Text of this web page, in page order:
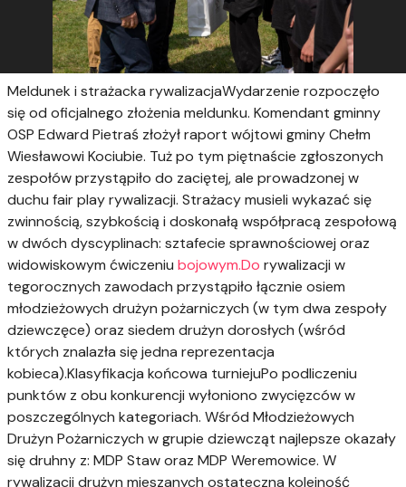
Meldunek i strażacka rywalizacjaWydarzenie rozpoczęło
się od oficjalnego złożenia meldunku. Komendant gminny
OSP Edward Pietraś złożył raport wójtowi gminy Chełm
Wiesławowi Kociubie. Tuż po tym piętnaście zgłoszonych
zespołów przystąpiło do zaciętej, ale prowadzonej w
duchu fair play rywalizacji. Strażacy musieli wykazać się
zwinnością, szybkością i doskonałą współpracą zespołową
w dwóch dyscyplinach: sztafecie sprawnościowej oraz
widowiskowym ćwiczeniu bojowym.Do rywalizacji w
tegorocznych zawodach przystąpiło łącznie osiem
młodzieżowych drużyn pożarniczych (w tym dwa zespoły
dziewczęce) oraz siedem drużyn dorosłych (wśród
których znalazła się jedna reprezentacja
kobieca).Klasyfikacja końcowa turniejuPo podliczeniu
punktów z obu konkurencji wyłoniono zwycięzców w
poszczególnych kategoriach. Wśród Młodzieżowych
Drużyn Pożarniczych w grupie dziewcząt najlepsze okazały
się druhny z: MDP Staw oraz MDP Weremowice. W
rywalizacji drużyn mieszanych ostateczna kolejność